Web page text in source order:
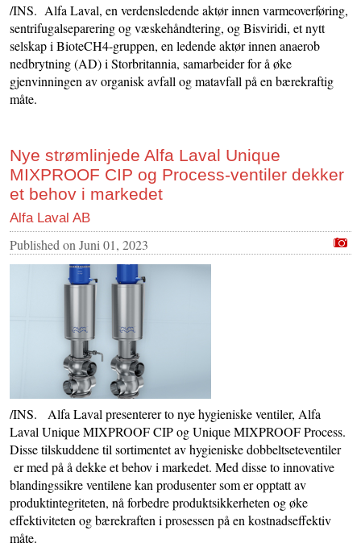
/INS. Alfa Laval, en verdensledende aktør innen varmeoverføring,
sentrifugalseparering og væskehåndtering, og Bisviridi, et nytt
selskap i BioteCH4-gruppen, en ledende aktør innen anaerob
nedbrytning (AD) i Storbritannia, samarbeider for å øke
gjenvinningen av organisk avfall og matavfall på en bærekraftig
måte.
Nye strømlinjede Alfa Laval Unique
MIXPROOF CIP og Process-ventiler dekker
et behov i markedet
Alfa Laval AB
Published on Juni 01, 2023
/INS. Alfa Laval presenterer to nye hygieniske ventiler, Alfa
Laval Unique MIXPROOF CIP og Unique MIXPROOF Process.
Disse tilskuddene til sortimentet av hygieniske dobbeltseteventiler
er med på å dekke et behov i markedet. Med disse to innovative
blandingssikre ventilene kan produsenter som er opptatt av
produktintegriteten, nå forbedre produktsikkerheten og øke
effektiviteten og bærekraften i prosessen på en kostnadseffektiv
måte.